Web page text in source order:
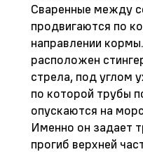
Сваренные между
продвигаются по
направлении
расположен
стрела, под углом
по которой трубы
опускаются на
Именно он задает
прогиб верхней